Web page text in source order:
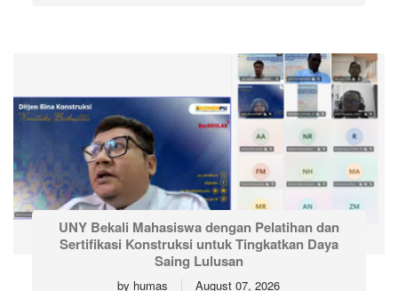
UNY Bekali Mahasiswa dengan Pelatihan dan
Sertifikasi Konstruksi untuk Tingkatkan Daya
Saing Lulusan
by humas August 07, 2026